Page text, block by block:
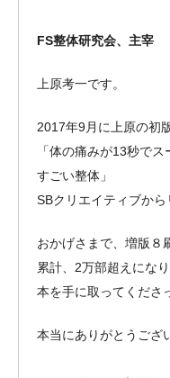
FS整体研究会、主宰
上原考一です。
2017年9月に上原の初
「体の痛みが13秒でス
すごい整体」
SBクリエイティブから
おかげさまで、増版８
累計、2万部超えになり
本を手に取ってくださ
本当にありがとうござ